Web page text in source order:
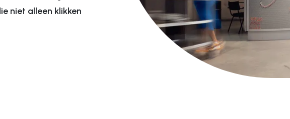
Webdevelopment
Websites
E-commerce webshops
niet alleen klikken